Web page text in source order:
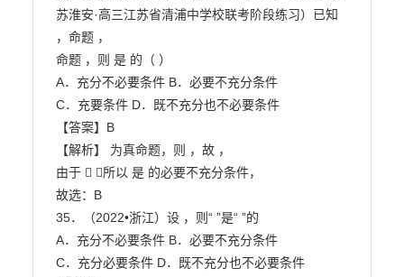
苏淮安·高三江苏省清浦中学校联考阶段练习）已知
，命题 ，
命题 ，则 是 的（ ）
A．充分不必要条件 B．必要不充分条件
C．充要条件 D．既不充分也不必要条件
【答案】B
【解析】 为真命题，则 ，故 ，
由于  ，所以 是 的必要不充分条件，
故选：B
35．（2022•浙江）设 ，则“ ”是“ ”的
A．充分不必要条件 B．必要不充分条件
C．充分必要条件 D．既不充分也不必要条件